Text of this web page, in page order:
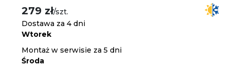
279 zł/szt.
Dostawa za 4 dni
Wtorek
Montaż w serwisie za 5 dni
Środa